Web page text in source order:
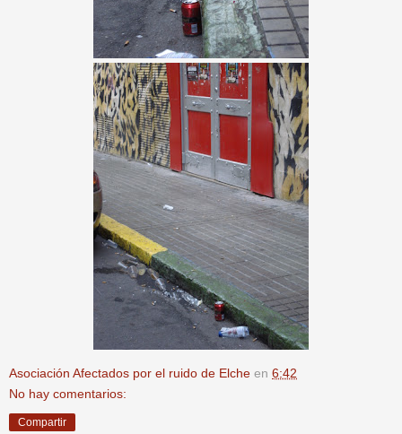
Asociación Afectados por el ruido de Elche en 6:42
No hay comentarios:
Compartir